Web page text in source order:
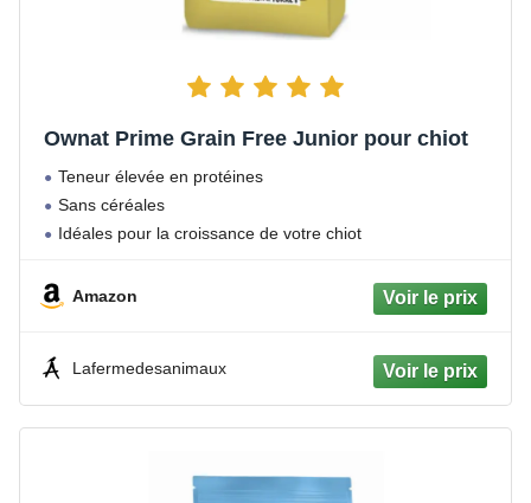
Ownat Prime Grain Free Junior pour chiot
Teneur élevée en protéines
Sans céréales
Idéales pour la croissance de votre chiot
Amazon
Lafermedesanimaux